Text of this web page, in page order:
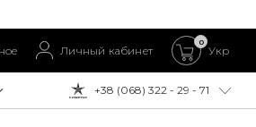
Личный кабинет
0
Укр
К ОПЛАТЕ:
+38 (068) 322 - 29 - 71